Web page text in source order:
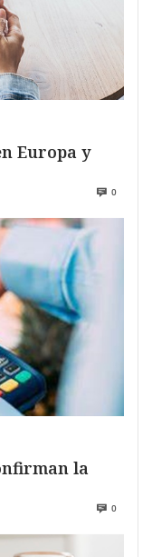
Europa y
0
la
0